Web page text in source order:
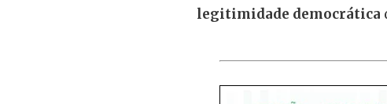
legitimidade democrática